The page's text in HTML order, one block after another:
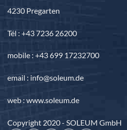
4230 Pregarten
Tél : +43 7236 26200
mobile : +43 699 17232700
email : info@soleum.de
web : www.soleum.de
Copyright 2020 - SOLEUM GmbH